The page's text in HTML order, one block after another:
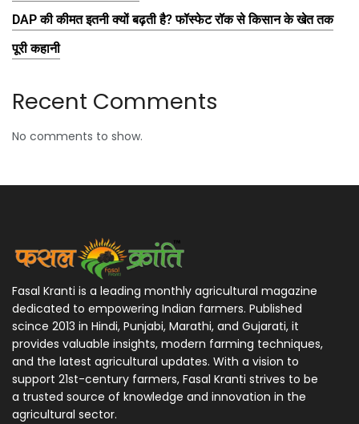
DAP की कीमत इतनी क्यों बढ़ती है? फॉस्फेट रॉक से किसान के खेत तक
पूरी कहानी
Recent Comments
No comments to show.
Fasal Kranti is a leading monthly agricultural magazine
dedicated to empowering Indian farmers. Published
scince 2013 in Hindi, Punjabi, Marathi, and Gujarati, it
provides valuable insights, modern farming techniques,
and the latest agricultural updates. With a vision to
support 21st-century farmers, Fasal Kranti strives to be
a trusted source of knowledge and innovation in the
agricultural sector.